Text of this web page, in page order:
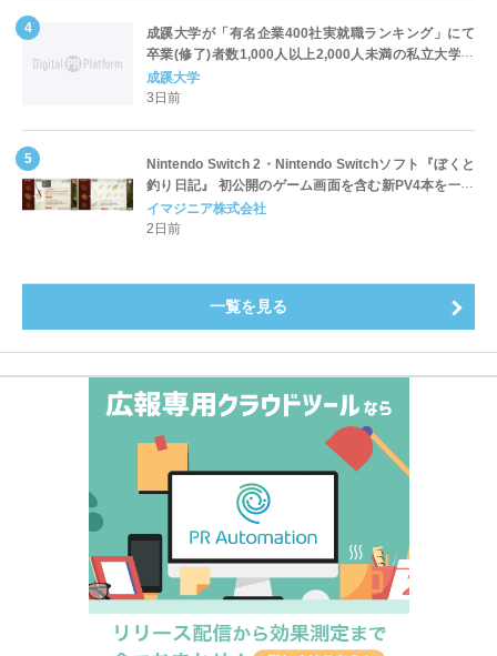
成蹊大学が「有名企業400社実就職ランキング」にて
卒業(修了)者数1,000人以上2,000人未満の私立大学で
全国第1位を獲得！～実就職率は26.5%（前年比＋
4.3pt）に伸長、東京の私立大学でも10位にランクイン
成蹊大学
3日前
Nintendo Switch 2・Nintendo Switchソフト『ぼくと
釣り日記』 初公開のゲーム画面を含む新PV4本を一挙
公開！
イマジニア株式会社
2日前
一覧を見る